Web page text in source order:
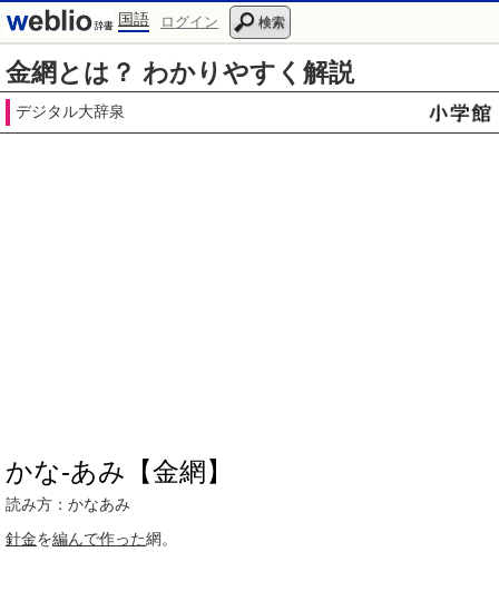
国語 ログイン 検索
金網とは？ わかりやすく解説
デジタル大辞泉
かな‐あみ【金網】
読み方：かなあみ
針金を編んで作った網。